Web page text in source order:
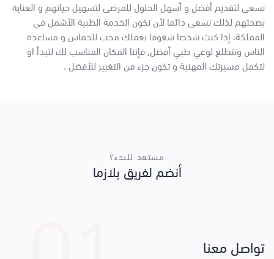
نسعى لتقديم أفضل و أسهل الحلول للمرضى لتسهيل حياتهم و العناية
بصحتهم لذلك نسعى دائما لأن نكون الخدمة الطبية الأشمل في
المملكة. إذا كنت شخصا شغوفا بعملك محب للحماس و مساعدة
الناس وتتطلع لوعي طبي أفضل, فإننا المكان المناسب لك لتبدأ او
لتكمل مسيرتك المهنية و تكون جزء من التغيير للأفضل .
مستعد للبدء؟
أنضم لفريق بلازما
تواصل معنا